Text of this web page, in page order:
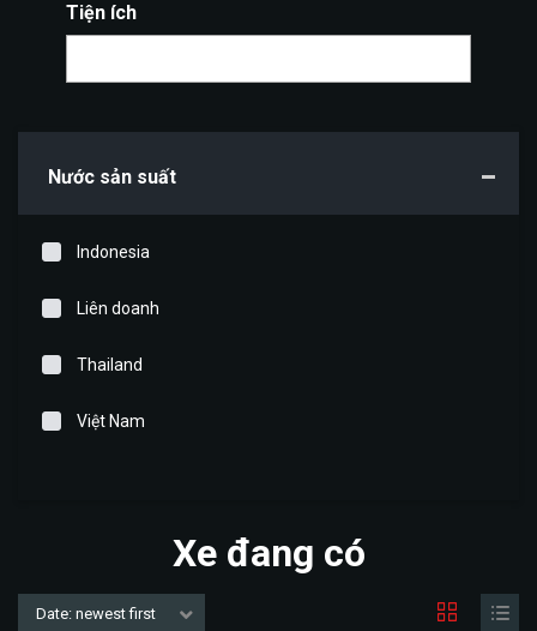
Tiện ích
Nước sản suất
Indonesia
Liên doanh
Thailand
Việt Nam
Xe đang có
Date: newest first